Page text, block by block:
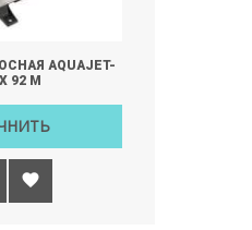
AQUAJET-
92 M